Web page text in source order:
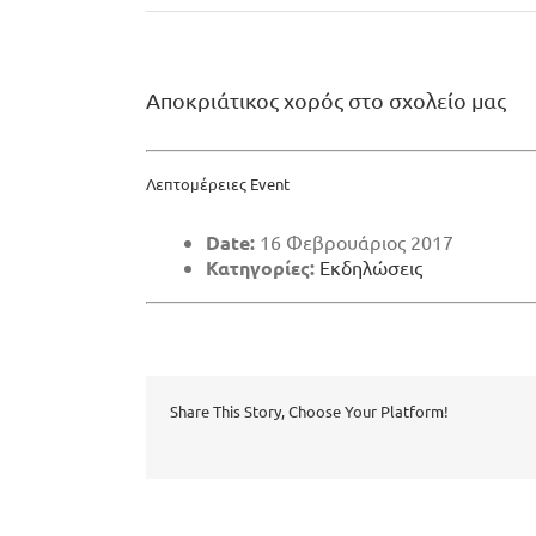
Αποκριάτικος χορός στο σχολείο μας
Λεπτομέρειες Event
Date: 16 Φεβρουάριος 2017
Κατηγορίες: Εκδηλώσεις
Share This Story, Choose Your Platform!